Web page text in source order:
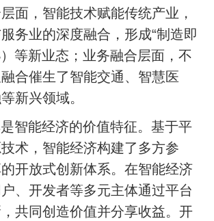
面，智能技术赋能传统产业，
务业的深度融合，形成“制造即
等新业态；业务融合层面，不
合催生了智能交通、智慧医
新兴领域。
智能经济的价值特征。基于平
术，智能经济构建了多方参
开放式创新体系。在智能经济
、开发者等多元主体通过平台
共同创造价值并分享收益。开